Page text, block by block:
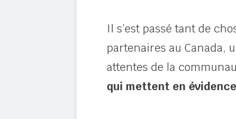
Il s’est passé tant de
partenaires au Canada,
attentes de la
qui mettent en